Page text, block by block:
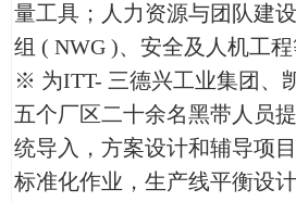
量工具；人力资源与团队建
组 ( NWG )、安全及人机工程
※ 为ITT- 三德兴工业集团、
五个厂区二十余名黑带人员
统导入，方案设计和辅导项
标准化作业，生产线平衡设